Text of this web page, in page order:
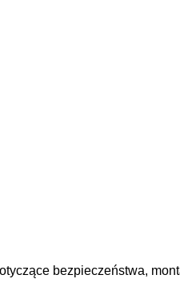
bezpieczeństwa,